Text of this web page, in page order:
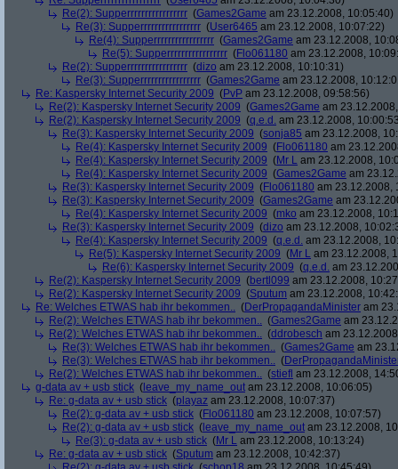
Re(2): Supperrrrrrrrrrrrrrrrr (Games2Game am 23.12.2008, 10:05:40)
Re(3): Supperrrrrrrrrrrrrrrrr (User6465 am 23.12.2008, 10:07:22)
Re(4): Supperrrrrrrrrrrrrrrrr (Games2Game am 23.12.2008,
Re(5): Supperrrrrrrrrrrrrrrrr (Flo061180 am 23.12.2008,
Re(2): Supperrrrrrrrrrrrrrrrr (dizo am 23.12.2008, 10:10:31)
Re(3): Supperrrrrrrrrrrrrrrrr (Games2Game am 23.12.2008,
Re: Kaspersky Internet Security 2009 (PvP am 23.12.2008, 09:58:56)
Re(2): Kaspersky Internet Security 2009 (Games2Game am
Re(2): Kaspersky Internet Security 2009 (q.e.d. am 23.12.2008,
Re(3): Kaspersky Internet Security 2009 (sonja85 am 23.12.2008,
Re(4): Kaspersky Internet Security 2009 (Flo061180 am
Re(4): Kaspersky Internet Security 2009 (Mr L am 23.12.2008,
Re(4): Kaspersky Internet Security 2009 (Games2Game am
Re(3): Kaspersky Internet Security 2009 (Flo061180 am 23.12.2008,
Re(3): Kaspersky Internet Security 2009 (Games2Game am
Re(4): Kaspersky Internet Security 2009 (mko am 23.12.2008,
Re(3): Kaspersky Internet Security 2009 (dizo am 23.12.2008,
Re(4): Kaspersky Internet Security 2009 (q.e.d. am 23.12.2008,
Re(5): Kaspersky Internet Security 2009 (Mr L am 23.12.2008,
Re(6): Kaspersky Internet Security 2009 (q.e.d. am
Re(2): Kaspersky Internet Security 2009 (bertl099 am 23.12.2008,
Re(2): Kaspersky Internet Security 2009 (Sputum am 23.12.2008,
Re: Welches ETWAS hab ihr bekommen.. (DerPropagandaMinister am
Re(2): Welches ETWAS hab ihr bekommen.. (Games2Game am
Re(2): Welches ETWAS hab ihr bekommen.. (ddrobesch am
Re(3): Welches ETWAS hab ihr bekommen.. (Games2Game am
Re(3): Welches ETWAS hab ihr bekommen.. (
Re(2): Welches ETWAS hab ihr bekommen.. (stiefl am 23.12.2008,
g-data av + usb stick ( leave_my_name_out am 23.12.2008, 10:06:05)
Re: g-data av + usb stick (playaz am 23.12.2008, 10:07:37)
Re(2): g-data av + usb stick (Flo061180 am 23.12.2008, 10:07:57)
Re(2): g-data av + usb stick ( leave_my_name_out am 23.12.2008,
Re(3): g-data av + usb stick (Mr L am 23.12.2008, 10:13:24)
Re: g-data av + usb stick (Sputum am 23.12.2008, 10:42:37)